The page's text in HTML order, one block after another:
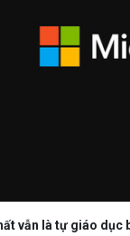
vẫn là tự giáo dục